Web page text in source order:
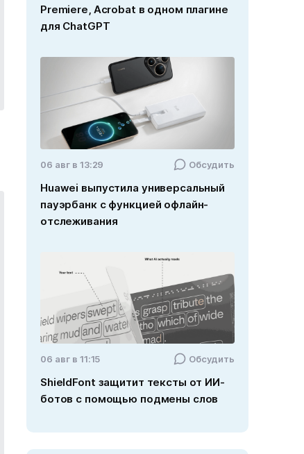
Premiere, Acrobat в одном плагине
для ChatGPT
06 авг в 13:29 Обсудить
Huawei выпустила универсальный
пауэрбанк с функцией офлайн-
отслеживания
06 авг в 11:15 Обсудить
ShieldFont защитит тексты от ИИ-
ботов с помощью подмены слов